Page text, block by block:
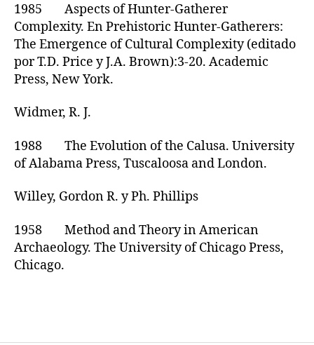
1985 Aspects of Hunter-Gatherer
Complexity. En Prehistoric Hunter-Gatherers:
The Emergence of Cultural Complexity (editado
por T.D. Price y J.A. Brown):3-20. Academic
Press, New York.
Widmer, R. J.
1988 The Evolution of the Calusa. University
of Alabama Press, Tuscaloosa and London.
Willey, Gordon R. y Ph. Phillips
1958 Method and Theory in American
Archaeology. The University of Chicago Press,
Chicago.